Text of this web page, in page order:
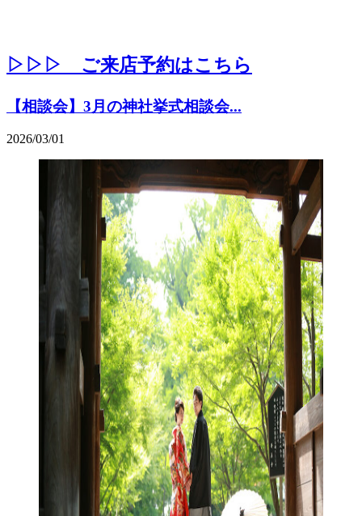
▷▷▷ ご来店予約はこちら
【相談会】3月の神社挙式相談会...
2026/03/01